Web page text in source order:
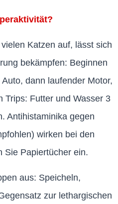
Katzen auf, lässt sich
bekämpfen: Beginnen
dann laufender Motor,
Trips: Futter und Wasser 3
Antihistaminika gegen
wirken bei den
Sie Papiertücher ein.
aus: Speicheln,
zur lethargischen